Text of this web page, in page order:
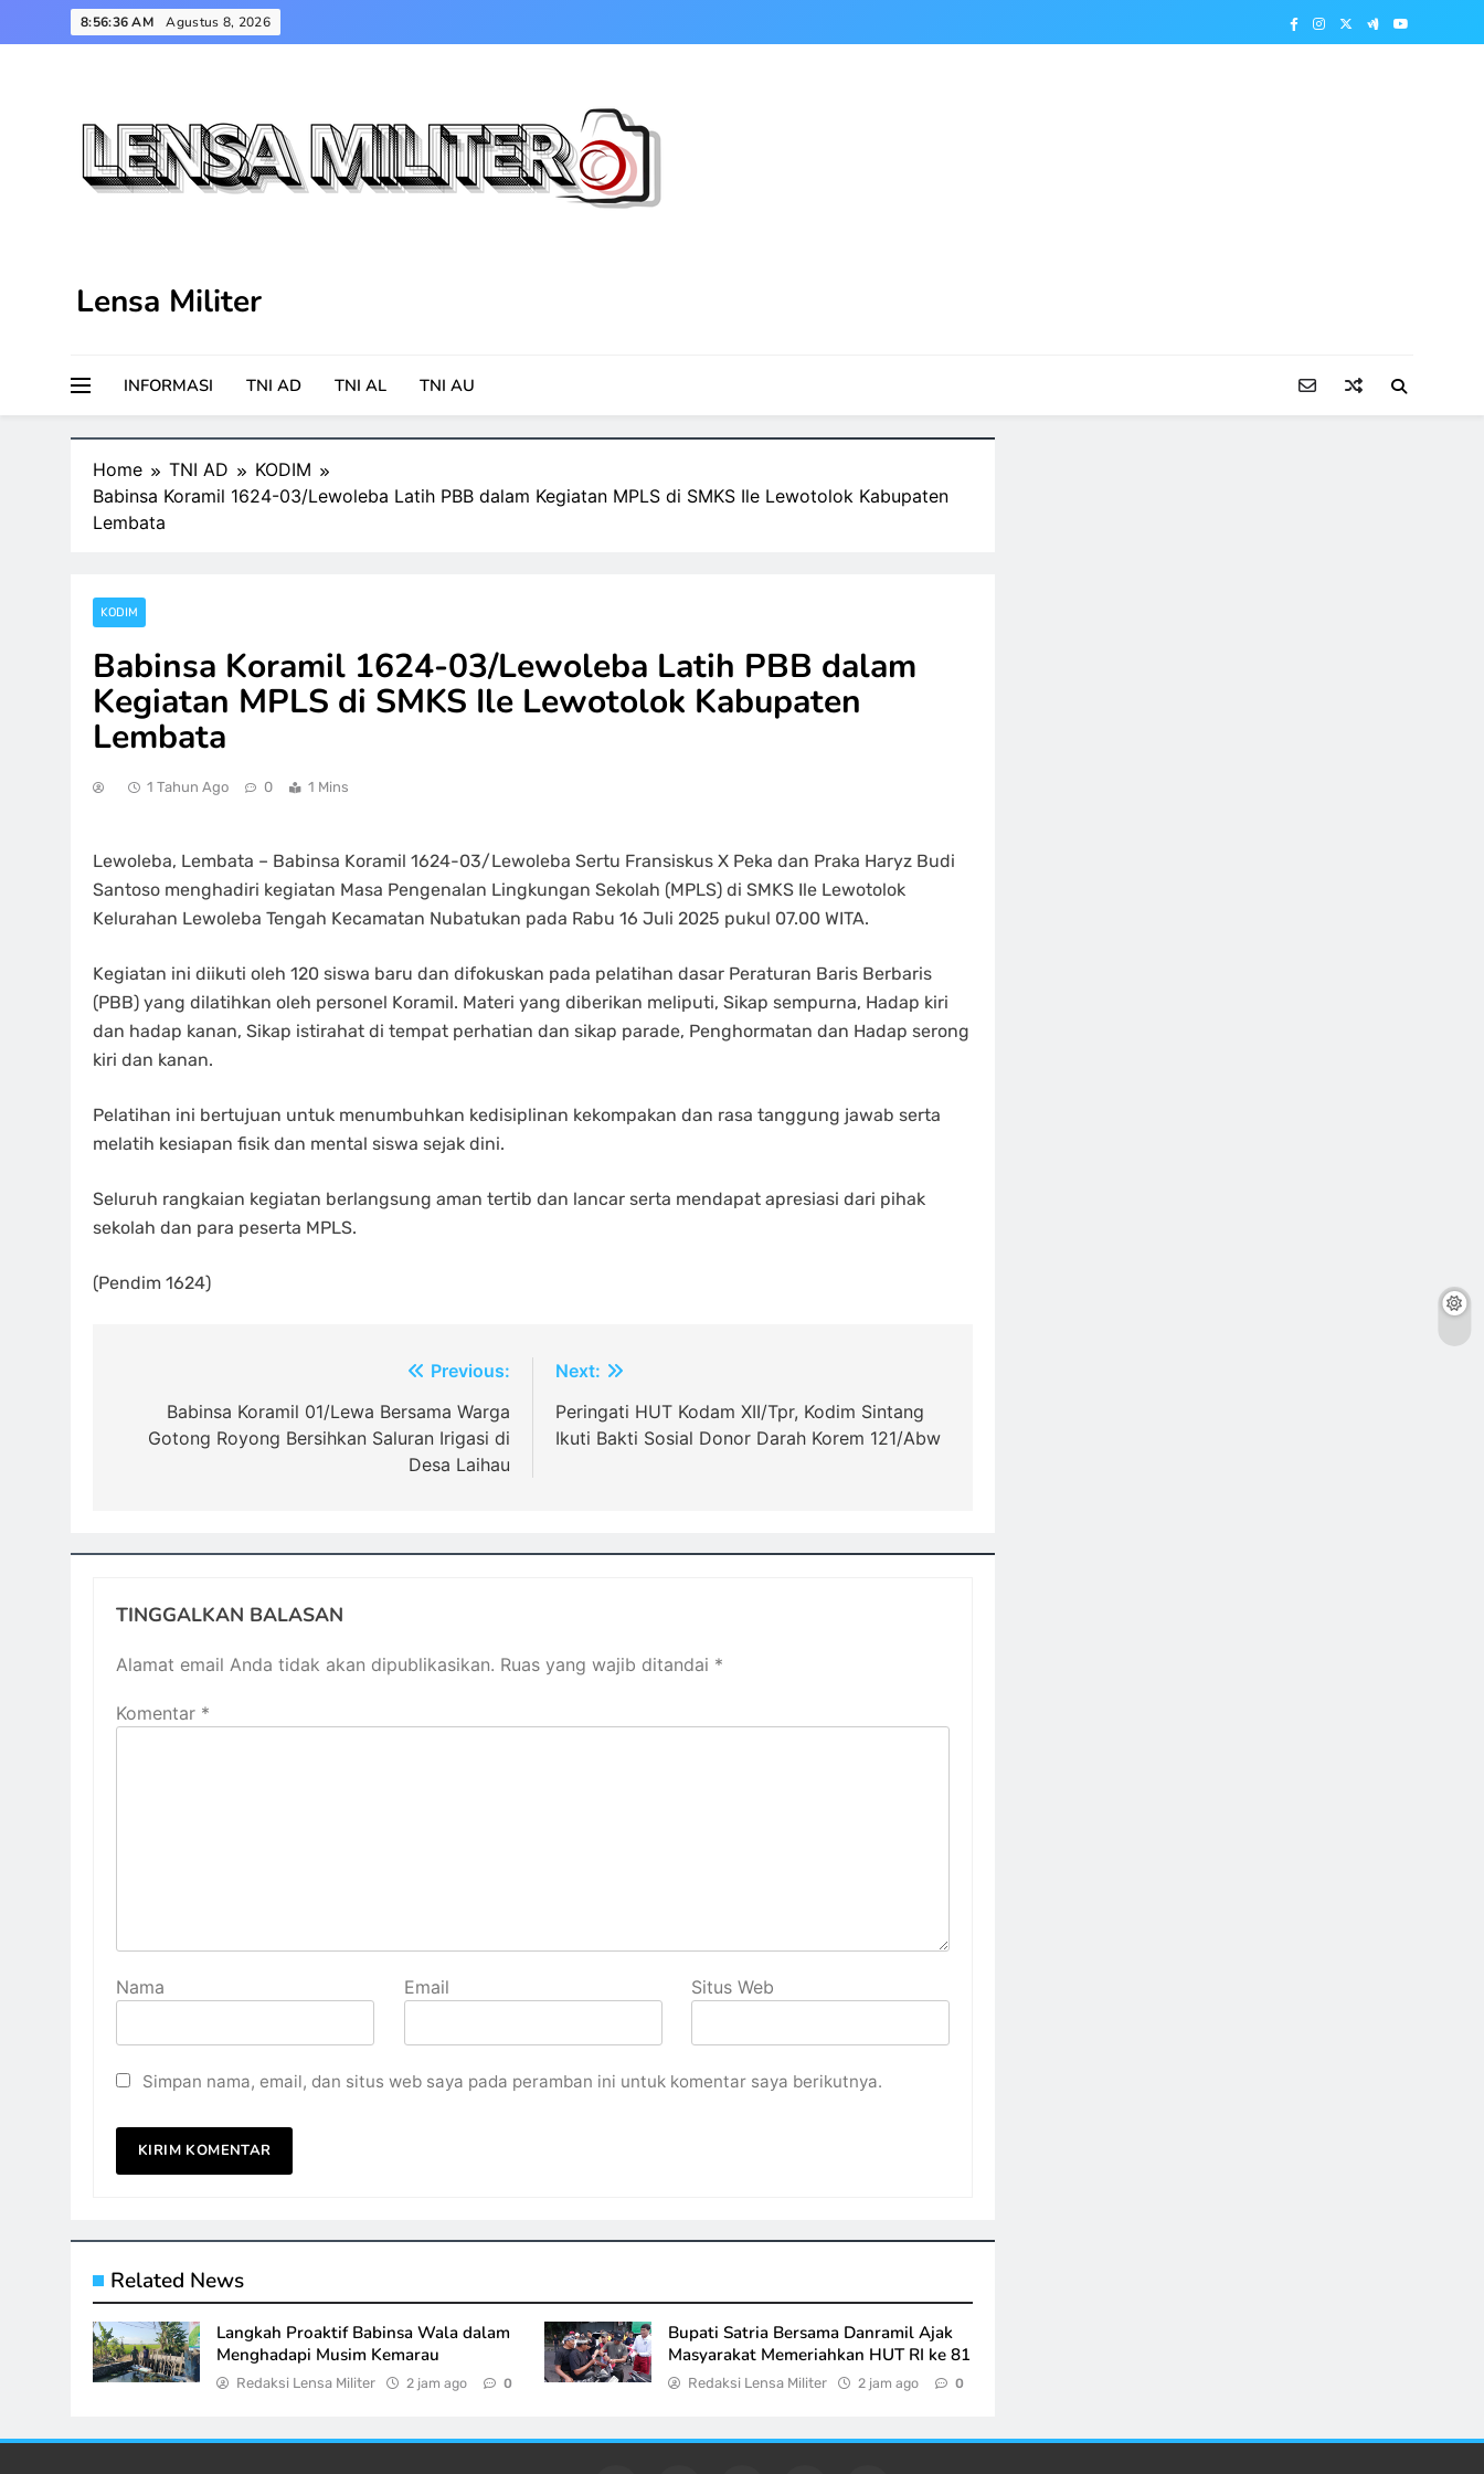
to
8:56:37 AM Agustus 8, 2026
Lensa Militer
INFORMASI TNI AD TNI AL TNI AU
Home TNI AD
KODIM
Babinsa Koramil 1624-03/Lewoleba Latih PBB dalam Kegiatan MPLS di SMKS Ile Lewotolok Kabupaten
Lembata
KODIM
Babinsa Koramil 1624-03/Lewoleba Latih PBB dalam
Kegiatan MPLS di SMKS Ile Lewotolok Kabupaten
Lembata
1 Tahun Ago 0 1 Mins
Lewoleba, Lembata – Babinsa Koramil 1624-03/Lewoleba Sertu Fransiskus X Peka dan Praka Haryz Budi
Santoso menghadiri kegiatan Masa Pengenalan Lingkungan Sekolah (MPLS) di SMKS Ile Lewotolok
Kelurahan Lewoleba Tengah Kecamatan Nubatukan pada Rabu 16 Juli 2025 pukul 07.00 WITA.
Kegiatan ini diikuti oleh 120 siswa baru dan difokuskan pada pelatihan dasar Peraturan Baris Berbaris
(PBB) yang dilatihkan oleh personel Koramil. Materi yang diberikan meliputi, Sikap sempurna, Hadap kiri
dan hadap kanan, Sikap istirahat di tempat perhatian dan sikap parade, Penghormatan dan Hadap serong
kiri dan kanan.
Pelatihan ini bertujuan untuk menumbuhkan kedisiplinan kekompakan dan rasa tanggung jawab serta
melatih kesiapan fisik dan mental siswa sejak dini.
Seluruh rangkaian kegiatan berlangsung aman tertib dan lancar serta mendapat apresiasi dari pihak
sekolah dan para peserta MPLS.
(Pendim 1624)
Previous:
Babinsa Koramil 01/Lewa Bersama Warga
Gotong Royong Bersihkan Saluran Irigasi di
Desa Laihau
Next:
Peringati HUT Kodam XII/Tpr, Kodim Sintang
Ikuti Bakti Sosial Donor Darah Korem 121/Abw
TINGGALKAN BALASAN
Alamat email Anda tidak akan dipublikasikan. Ruas yang wajib ditandai *
Komentar *
Nama Email Situs Web
Simpan nama, email, dan situs web saya pada peramban ini untuk komentar saya berikutnya.
Related News
Langkah Proaktif Babinsa Wala dalam
Menghadapi Musim Kemarau
Redaksi Lensa Militer 2 jam ago 0
Bupati Satria Bersama Danramil Ajak
Masyarakat Memeriahkan HUT RI ke 81
Redaksi Lensa Militer 2 jam ago 0